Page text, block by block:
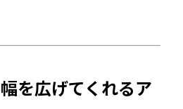
を広げてくれるア